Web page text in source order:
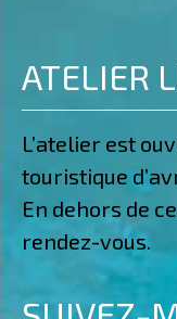
ATELIER
L’atelier est
touristique
En dehors de
rendez-vous.